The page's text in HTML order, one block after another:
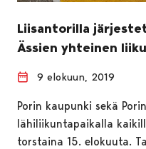
Liisantorilla
Ässien yhteinen
9 elokuun, 2019
Porin kaupunki sekä
lähiliikuntapaikalla
torstaina 15. elokuuta.